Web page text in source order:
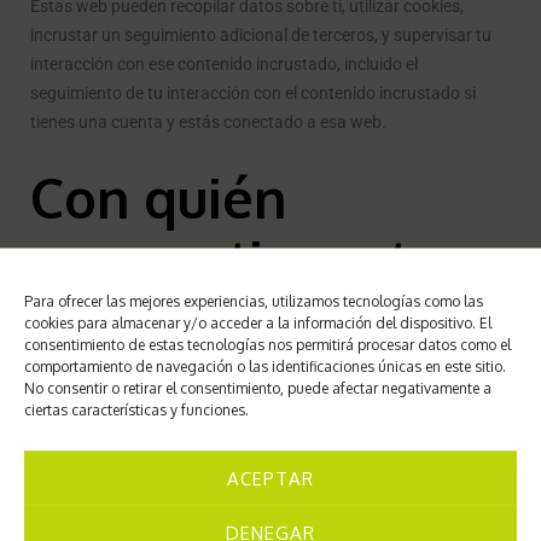
Para ofrecer las mejores experiencias, utilizamos tecnologías como las
cookies para almacenar y/o acceder a la información del dispositivo. El
consentimiento de estas tecnologías nos permitirá procesar datos como el
comportamiento de navegación o las identificaciones únicas en este sitio.
No consentir o retirar el consentimiento, puede afectar negativamente a
ciertas características y funciones.
ACEPTAR
DENEGAR
Estas web pueden recopilar datos sobre ti, utilizar cookies,
incrustar un seguimiento adicional de terceros, y supervisar tu
interacción con ese contenido incrustado, incluido el
seguimiento de tu interacción con el contenido incrustado si
tienes una cuenta y estás conectado a esa web.
Con quién
compartimos tus
datos
Texto sugerido:Si solicitas un restablecimiento de contraseña,
tu dirección IP será incluida en el correo electrónico de
restablecimiento.
Cuánto tiempo